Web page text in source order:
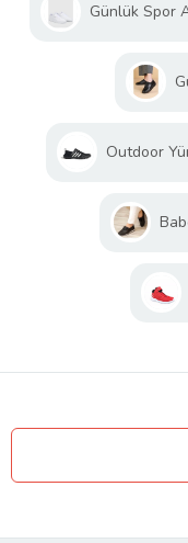
Günlük Spor
Outdoor